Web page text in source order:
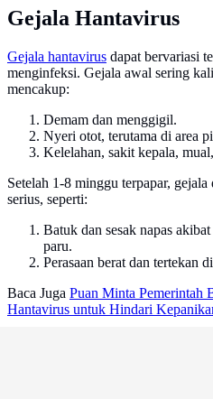
Gejala Hantavirus
Gejala hantavirus dapat bervariasi
menginfeksi. Gejala awal sering
mencakup:
Demam dan menggigil.
Nyeri otot, terutama di area
Kelelahan, sakit kepala,
Setelah 1-8 minggu terpapar,
serius, seperti:
Batuk dan sesak napas
paru.
Perasaan berat dan tertekan
Baca Juga Puan Minta Pemerintah
Hantavirus untuk Hindari